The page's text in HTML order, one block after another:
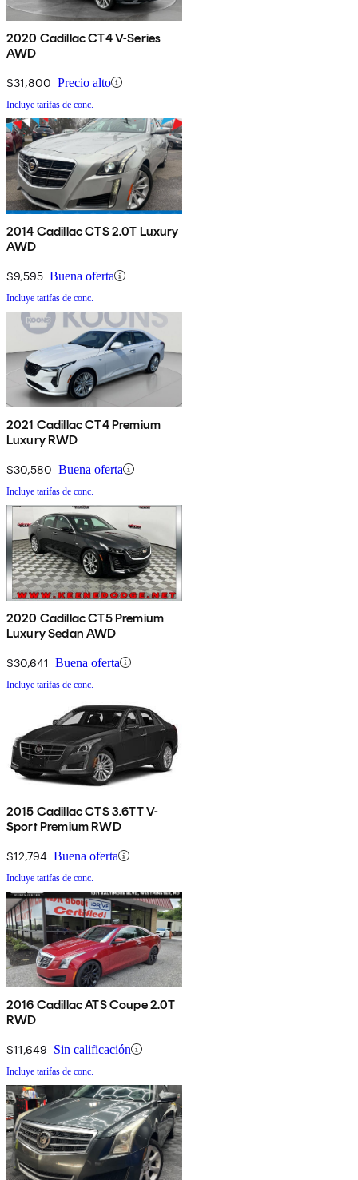
2020 Cadillac CT4 V-Series
AWD
$31,800 Precio alto
Incluye tarifas de conc.
2014 Cadillac CTS 2.0T Luxury
AWD
$9,595 Buena oferta
Incluye tarifas de conc.
2021 Cadillac CT4 Premium
Luxury RWD
$30,580 Buena oferta
Incluye tarifas de conc.
2020 Cadillac CT5 Premium
Luxury Sedan AWD
$30,641 Buena oferta
Incluye tarifas de conc.
2015 Cadillac CTS 3.6TT V-
Sport Premium RWD
$12,794 Buena oferta
Incluye tarifas de conc.
2016 Cadillac ATS Coupe 2.0T
RWD
$11,649 Sin calificación
Incluye tarifas de conc.